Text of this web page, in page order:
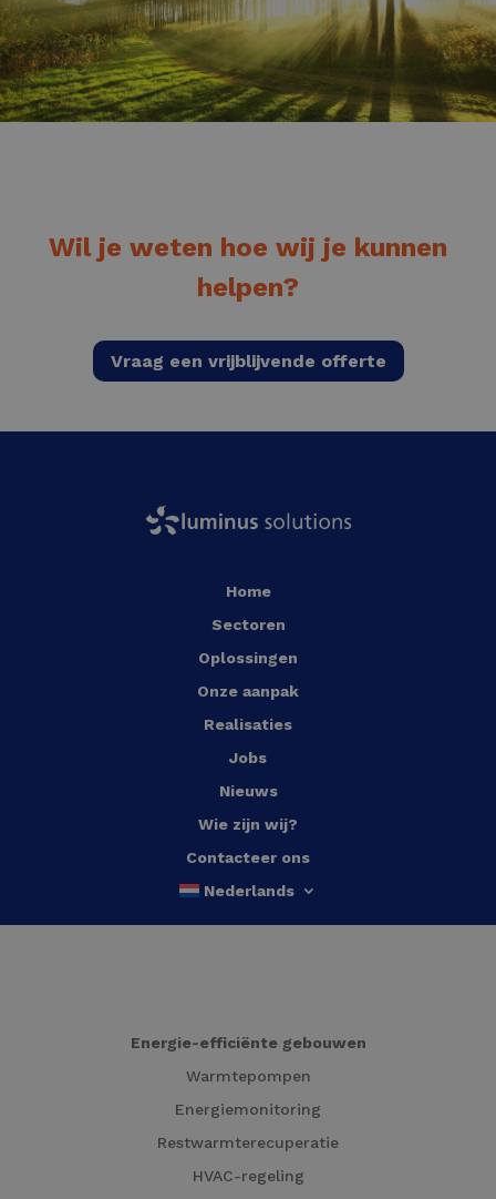
Wil je weten hoe wij je kunnen
helpen?
Vraag een vrijblijvende offerte
Home
Sectoren
Oplossingen
Onze aanpak
Realisaties
Jobs
Nieuws
Wie zijn wij?
Contacteer ons
Nederlands
Energie-efficiënte gebouwen
Warmtepompen
Energiemonitoring
Restwarmterecuperatie
HVAC-regeling